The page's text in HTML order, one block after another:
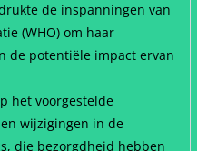
de inspanningen van
(WHO) om haar
de potentiële impact ervan
het voorgestelde
wijzigingen in de
die bezorgdheid hebben